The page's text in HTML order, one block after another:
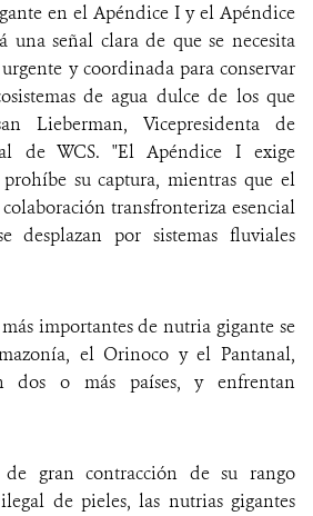
en el Apéndice I y el Apéndice
señal clara de que se necesita
y coordinada para conservar
de agua dulce de los que
Lieberman, Vicepresidenta de
de WCS. "El Apéndice I exige
su captura, mientras que el
transfronteriza esencial
desplazan por sistemas fluviales
importantes de nutria gigante se
el Orinoco y el Pantanal,
dos o más países, y enfrentan
de gran contracción de su rango
de pieles, las nutrias gigantes